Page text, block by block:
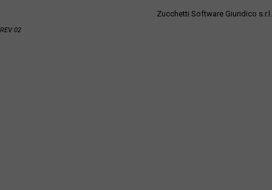
Zucchetti Software Giuridico s.r.l.
REV 02